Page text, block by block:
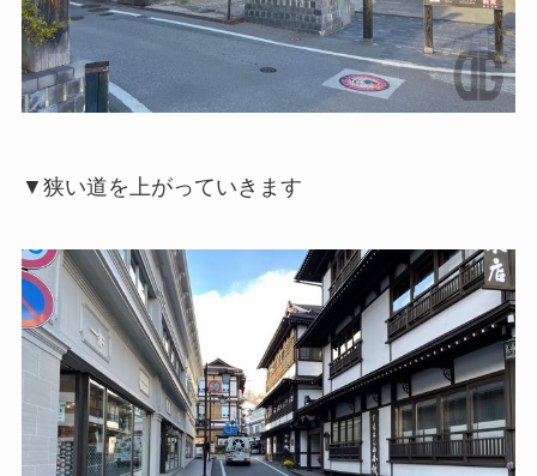
▼狭い道を上がっていきます